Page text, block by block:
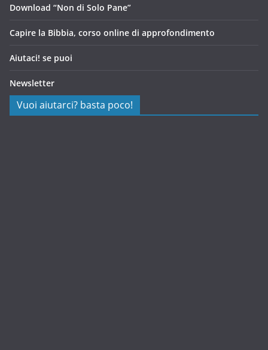
Download “Non di Solo Pane”
Capire la Bibbia, corso online di approfondimento
Aiutaci! se puoi
Newsletter
Vuoi aiutarci? basta poco!